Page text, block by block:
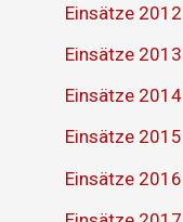
Einsätze 2012
Einsätze 2013
Einsätze 2014
Einsätze 2015
Einsätze 2016